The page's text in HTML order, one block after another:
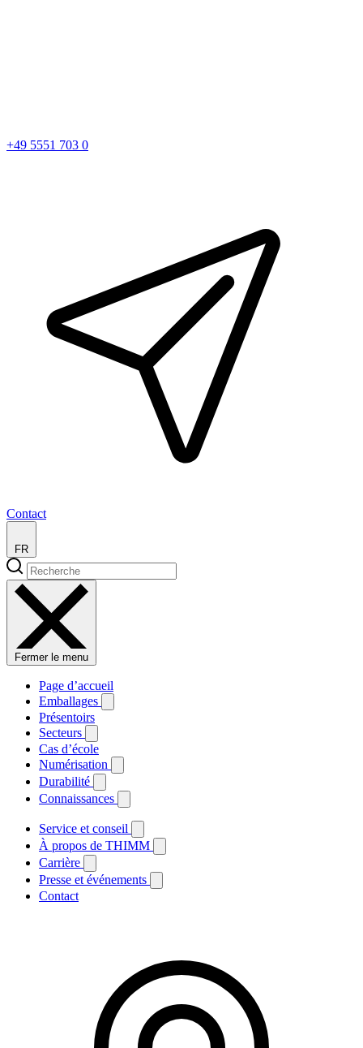
+49 5551 703 0
Contact
FR
Fermer le menu
Page d’accueil
Emballages
Présentoirs
Secteurs
Cas d’école
Numérisation
Durabilité
Connaissances
Service et conseil
À propos de THIMM
Carrière
Presse et événements
Contact